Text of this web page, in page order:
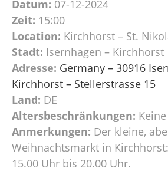
Datum: 07-12-2024
Zeit: 15:00
Location: Kirchhorst – St.
Stadt: Isernhagen – Kirchhorst
Adresse: Germany – 30916
Kirchhorst – Stellerstrasse 15
Land: DE
Altersbeschränkungen: Keine
Anmerkungen: Der kleine,
Weihnachtsmarkt in
15.00 Uhr bis 20.00 Uhr.